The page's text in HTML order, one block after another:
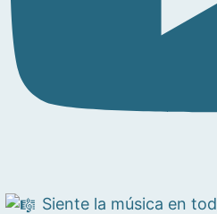
Siente la música en